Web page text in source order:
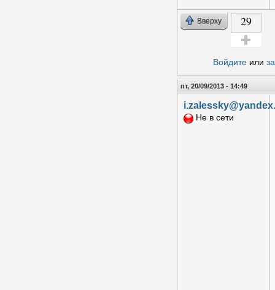
Вверху 29
Войдитеили
пт, 20/09/2013 - 14:49
Не в сети